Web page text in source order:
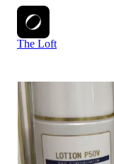
The Loft